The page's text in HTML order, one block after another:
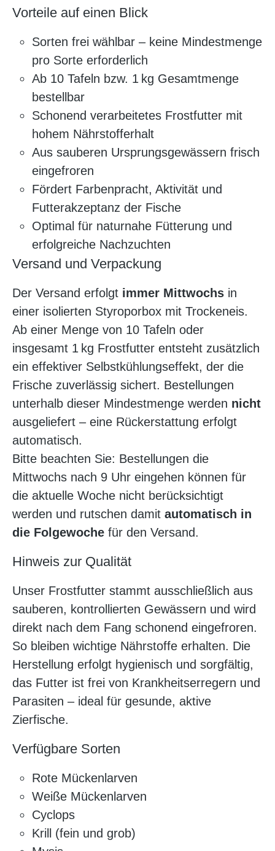
Vorteile auf einen Blick
Sorten frei wählbar – keine Mindestmenge
pro Sorte erforderlich
Ab 10 Tafeln bzw. 1 kg Gesamtmenge
bestellbar
Schonend verarbeitetes Frostfutter mit
hohem Nährstofferhalt
Aus sauberen Ursprungsgewässern frisch
eingefroren
Fördert Farbenpracht, Aktivität und
Futterakzeptanz der Fische
Optimal für naturnahe Fütterung und
erfolgreiche Nachzuchten
Versand und Verpackung
Der Versand erfolgt immer Mittwochs in
einer isolierten Styroporbox mit Trockeneis.
Ab einer Menge von 10 Tafeln oder
insgesamt 1 kg Frostfutter entsteht zusätzlich
ein effektiver Selbstkühlungseffekt, der die
Frische zuverlässig sichert. Bestellungen
unterhalb dieser Mindestmenge werden nicht
ausgeliefert – eine Rückerstattung erfolgt
automatisch.
Bitte beachten Sie: Bestellungen die
Mittwochs nach 9 Uhr eingehen können für
die aktuelle Woche nicht berücksichtigt
werden und rutschen damit automatisch in
die Folgewoche für den Versand.
Hinweis zur Qualität
Unser Frostfutter stammt ausschließlich aus
sauberen, kontrollierten Gewässern und wird
direkt nach dem Fang schonend eingefroren.
So bleiben wichtige Nährstoffe erhalten. Die
Herstellung erfolgt hygienisch und sorgfältig,
das Futter ist frei von Krankheitserregern und
Parasiten – ideal für gesunde, aktive
Zierfische.
Verfügbare Sorten
Rote Mückenlarven
Weiße Mückenlarven
Cyclops
Krill (fein und grob)